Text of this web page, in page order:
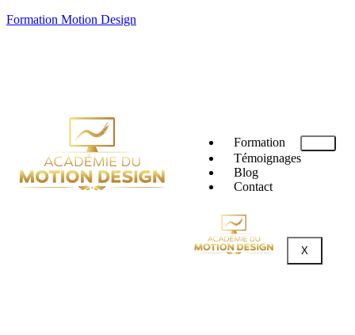
Formation Motion Design
Formation
Témoignages
Blog
Contact
X